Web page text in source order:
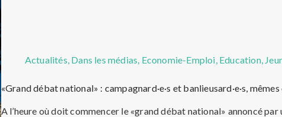
Actualités Dans les médias Economie-Emploi Education,
«Grand débat national» : campagnard·e·s et banlieusard·e·s,
A l’heure où doit commencer le «grand débat national» annoncé